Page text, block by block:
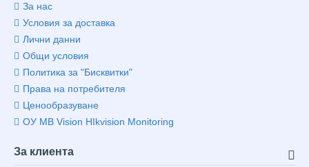
За нас
Условия за доставка
Лични данни
Общи условия
Политика за "Бисквитки"
Права на потребителя
Ценообразуване
ОУ MB Vision HIkvision Monitoring
За клиента